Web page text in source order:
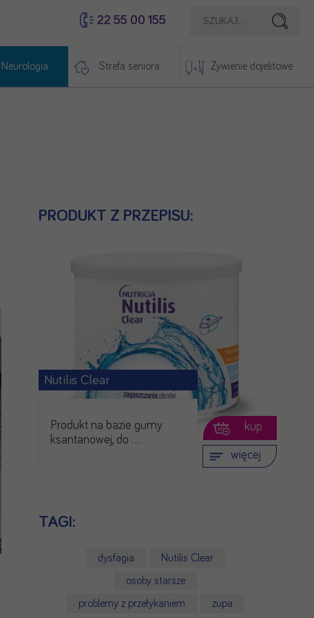
22 55 00 155 Szukaj
Neurologia Strefa seniora Żywienie dojelitowe
PRODUKT Z PRZEPISU:
Nutilis Clear
Produkt na bazie gumy
ksantanowej, do …
więcej
kup
TAGI:
dysfagia Nutilis Clear
osoby starsze
problemy z przełykaniem zupa